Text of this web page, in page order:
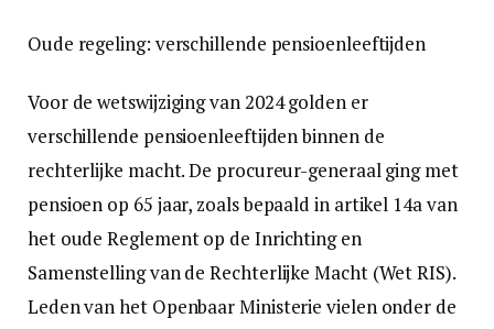
Oude regeling: verschillende pensioenleeftijden
Voor de wetswijziging van 2024 golden er
verschillende pensioenleeftijden binnen de
rechterlijke macht. De procureur-generaal ging met
pensioen op 65 jaar, zoals bepaald in artikel 14a van
het oude Reglement op de Inrichting en
Samenstelling van de Rechterlijke Macht (Wet RIS).
Leden van het Openbaar Ministerie vielen onder de